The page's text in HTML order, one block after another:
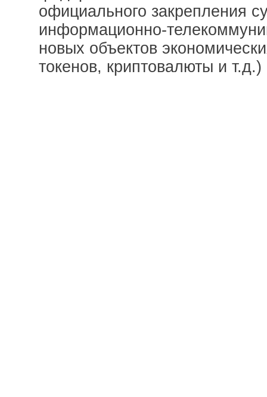
официального закрепления
информационно-
новых объектов
токенов, криптовалюты и т.д.)